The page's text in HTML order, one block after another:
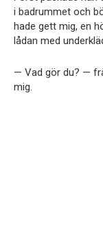
i badrummet och
hade gett mig, en
lådan med
— Vad gör du? —
mig.